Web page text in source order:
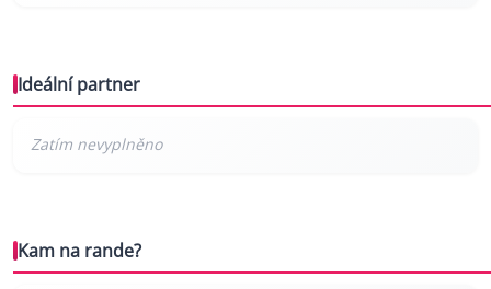
Ideální partner
Kam na rande?